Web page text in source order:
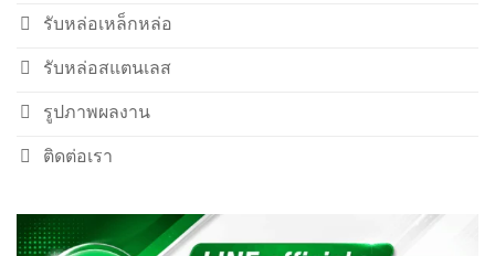
รับหล่อเหล็กหล่อ
รับหล่อสแตนเลส
รูปภาพผลงาน
ติดต่อเรา